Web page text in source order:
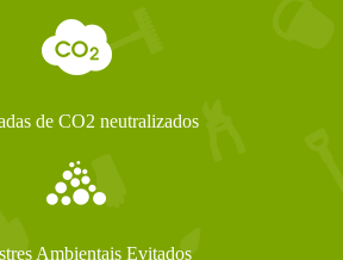
de CO2 neutralizados
Ambientais Evitados